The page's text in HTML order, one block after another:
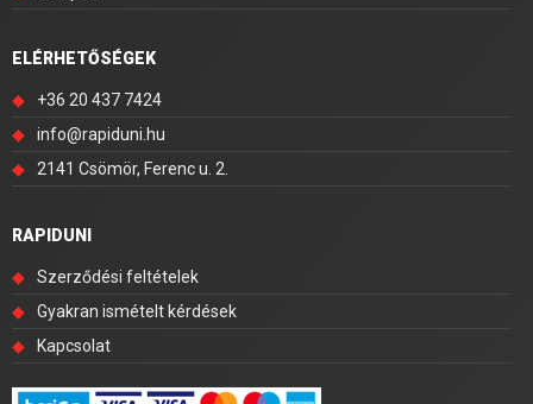
ELÉRHETŐSÉGEK
◆
+36 20 437 7424
◆
info@rapiduni.hu
◆
2141 Csömör, Ferenc u. 2.
RAPIDUNI
◆
Szerződési feltételek
◆
Gyakran ismételt kérdések
◆
Kapcsolat